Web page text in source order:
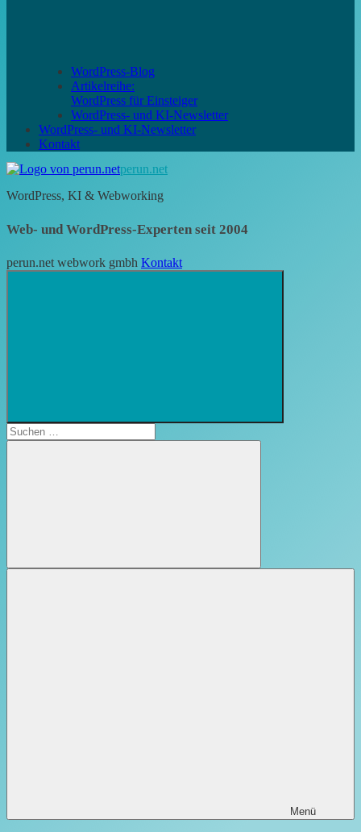
WordPress-Blog
Artikelreihe:
WordPress für Einsteiger
WordPress- und KI-Newsletter
WordPress- und KI-Newsletter
Kontakt
perun.net
WordPress, KI & Webworking
Web- und WordPress-Experten seit 2004
perun.net webwork gmbh Kontakt
öffnen
Suchen
nach:
Suchen
Menü